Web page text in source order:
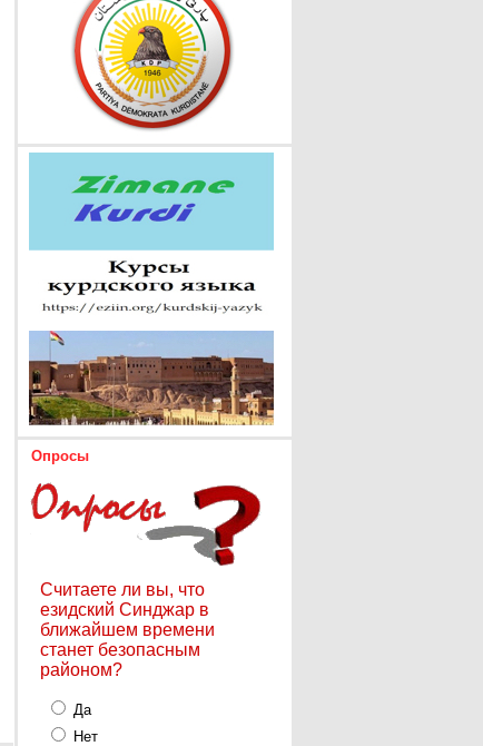
Опросы
Считаете ли вы, что
езидский Синджар в
ближайшем времени
станет безопасным
районом?
Да
Нет